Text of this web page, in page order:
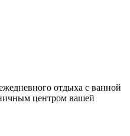
отдыха с ванной
центром вашей